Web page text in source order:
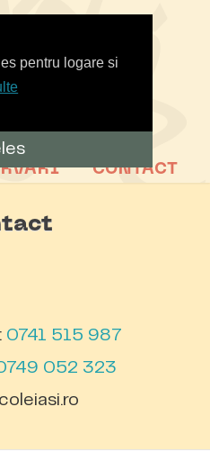
pentru logare si
CONTACT
0741 515 987
052 323